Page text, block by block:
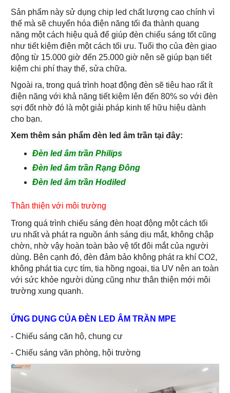
Sản phẩm này sử dụng chip led chất lượng cao chính vì
thế mà sẽ chuyển hóa điện năng tối đa thành quang
năng một cách hiệu quả để giúp đèn chiếu sáng tốt cũng
như tiết kiệm điện một cách tối ưu. Tuổi thọ của đèn giao
động từ 15.000 giờ đến 25.000 giờ nên sẽ giúp bạn tiết
kiệm chi phí thay thế, sửa chữa.
Ngoài ra, trong quá trình hoạt động đèn sẽ tiêu hao rất ít
điện năng với khả năng tiết kiệm lên đến 80% so với đèn
sợi đốt nhờ đó là một giải pháp kinh tế hữu hiệu dành
cho bạn.
Xem thêm sản phẩm đèn led âm trần tại đây:
Đèn led âm trần Philips
Đèn led âm trần Rạng Đông
Đèn led âm trần Hodiled
Thân thiện với môi trường
Trong quá trình chiếu sáng đèn hoạt động một cách tối
ưu nhất và phát ra nguồn ánh sáng dịu mắt, không chập
chờn, nhờ vậy hoàn toàn bảo vệ tốt đôi mắt của người
dùng. Bên cạnh đó, đèn đảm bảo không phát ra khí CO2,
không phát tia cực tím, tia hồng ngoại, tia UV nên an toàn
với sức khỏe người dùng cũng như thân thiện mới môi
trường xung quanh.
ỨNG DỤNG CỦA ĐÈN LED ÂM TRẦN MPE
- Chiếu sáng căn hộ, chung cư
- Chiếu sáng văn phòng, hội trường